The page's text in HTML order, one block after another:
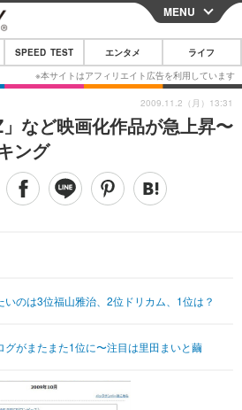
CLOSE
スマートフォン
その他
映画・ドラマ
ブログ
その他
MENU
SPEED TEST エンタメ ライフ
」など映画化作品が急上昇〜
ング
のは3位福山雅治、2位ドリカム、1位は？
グがまたまた1位に〜注目は里田まいと繭
2009.11.2（月）13:31